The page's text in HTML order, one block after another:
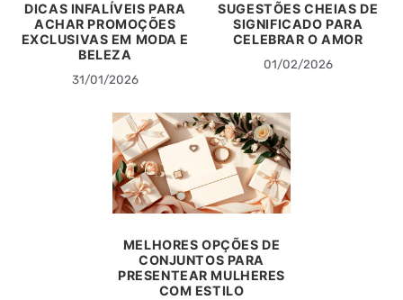
DICAS INFALÍVEIS PARA
ACHAR PROMOÇÕES
EXCLUSIVAS EM MODA E
BELEZA
31/01/2026
SUGESTÕES CHEIAS DE
SIGNIFICADO PARA
CELEBRAR O AMOR
01/02/2026
MELHORES OPÇÕES DE
CONJUNTOS PARA
PRESENTEAR MULHERES
COM ESTILO